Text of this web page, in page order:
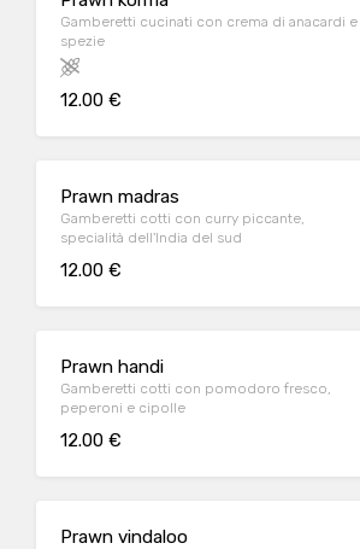
Gamberetti cucinati con crema di anacardi e
spezie
12.00 €
Prawn madras
Gamberetti cotti con curry piccante,
specialità dell'India del sud
12.00 €
Prawn handi
Gamberetti cotti con pomodoro fresco,
peperoni e cipolle
12.00 €
Prawn vindaloo